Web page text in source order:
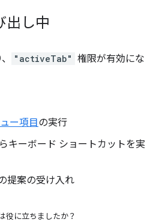
出し中
"activeTab" 権限が有効にな
ー項目の実行
キーボード ショートカットを実
提案の受け入れ
役に立ちましたか？